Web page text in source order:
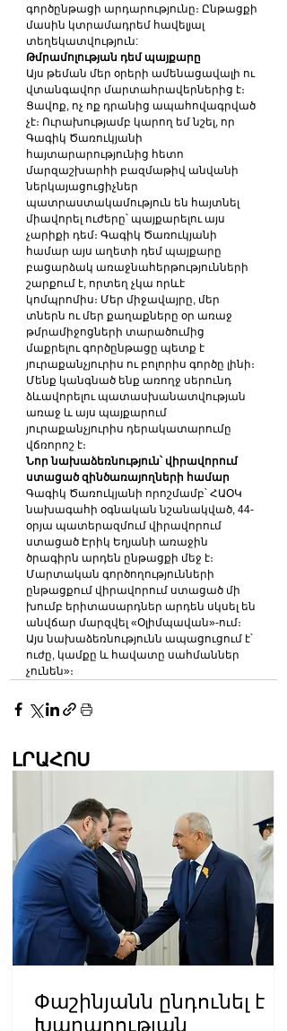
գործընթացի արդարությունը։ Ընթացքի
մասին կտրամադրեմ հավելյալ
տեղեկատվություն:
Թմրամոլության դեմ պայքարը
Այս թեման մեր օրերի ամենացավալի ու
վտանգավոր մարտահրավերներից է։
Ցավոք, ոչ ոք դրանից ապահովագրված
չէ։ Ուրախությամբ կարող եմ նշել, որ
Գագիկ Ծառուկյանի
հայտարարությունից հետո
մարզաշխարհի բազմաթիվ անվանի
ներկայացուցիչներ
պատրաստակամություն են հայտնել
միավորել ուժերը՝ պայքարելու այս
չարիքի դեմ։ Գագիկ Ծառուկյանի
համար այս աղետի դեմ պայքարը
բացարձակ առաջնահերթությունների
շարքում է, որտեղ չկա որևէ
կոմպրոմիս։ Մեր միջավայրը, մեր
տներն ու մեր քաղաքները օր առաջ
թմրամիջոցների տարածումից
մաքրելու գործընթացը պետք է
յուրաքանչյուրիս ու բոլորիս գործը լինի։
Մենք կանգնած ենք առողջ սերունդ
ձևավորելու պատասխանատվության
առաջ և այս պայքարում
յուրաքանչյուրիս դերակատարումը
վճռորոշ է։
Նոր նախաձեռնություն՝ վիրավորում
ստացած զինծառայողների համար
Գագիկ Ծառուկյանի որոշմամբ՝ ՀԱՕԿ
նախագահի օգնական նշանակված, 44-
օրյա պատերազմում վիրավորում
ստացած Էրիկ Եղյանի առաջին
ծրագիրն արդեն ընթացքի մեջ է։
Մարտական գործողությունների
ընթացքում վիրավորում ստացած մի
խումբ երիտասարդներ արդեն սկսել են
անվճար մարզվել «Օլիմպավան»-ում։
Այս նախաձեռնությունն ապացուցում է՝
ուժը, կամքը և հավատը սահմաններ
չունեն»։
ԼՐԱՀՈՍ
Փաշինյանն ընդունել է
Խաղաղության